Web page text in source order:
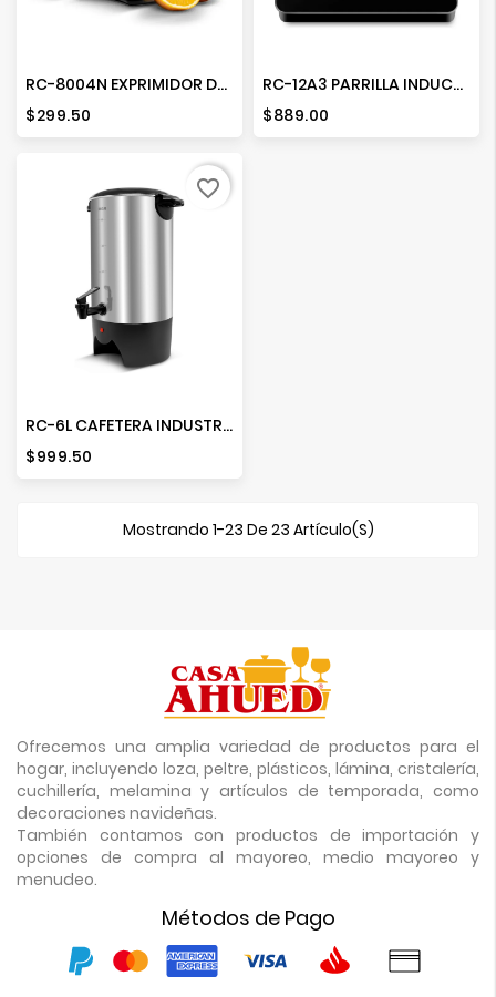
RC-8004N EXPRIMIDOR DE CITRICOS
Precio
$299.50
RC-12A3 PARRILLA INDUCCION
Precio
$889.00
RC-6L CAFETERA INDUSTRIAL 6 LTS.
Precio
$999.50
favorite_border
Mostrando 1-23 De 23 Artículo(s)
Ofrecemos una amplia variedad de productos para el
hogar, incluyendo loza, peltre, plásticos, lámina, cristalería,
cuchillería, melamina y artículos de temporada, como
decoraciones navideñas.
También contamos con productos de importación y
opciones de compra al mayoreo, medio mayoreo y
menudeo.
Métodos de Pago